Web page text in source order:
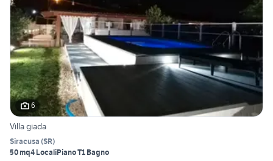
6
Villa giada
Siracusa (SR)
50 mq4 LocaliPiano T1 Bagno